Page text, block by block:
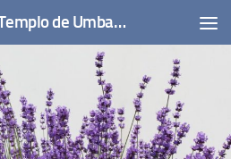
Instituto Mata Verde - Templo de Umbanda